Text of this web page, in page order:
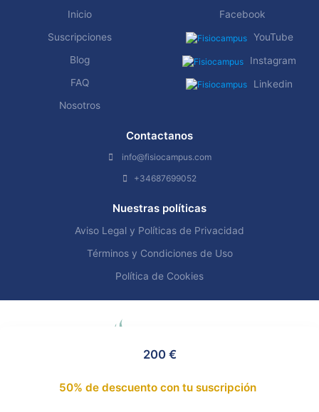
200 €
50% de descuento con tu suscripción
Inicio
Suscripciones
Blog
FAQ
Nosotros
Facebook
YouTube
Instagram
Linkedin
Contactanos
info@fisiocampus.com
+34687699052
Nuestras políticas
Aviso Legal y Políticas de Privacidad
Términos y Condiciones de Uso
Política de Cookies